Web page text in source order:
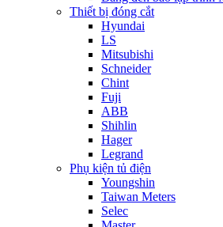
Thiết bị đóng cắt
Hyundai
LS
Mitsubishi
Schneider
Chint
Fuji
ABB
Shihlin
Hager
Legrand
Phụ kiện tủ điện
Youngshin
Taiwan Meters
Selec